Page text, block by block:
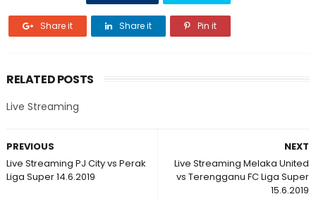
Share it Share it Pin it
RELATED POSTS
Live Streaming
NEXT
Live Streaming Melaka United
vs Terengganu FC Liga Super
15.6.2019
PREVIOUS
Live Streaming PJ City vs Perak
Liga Super 14.6.2019